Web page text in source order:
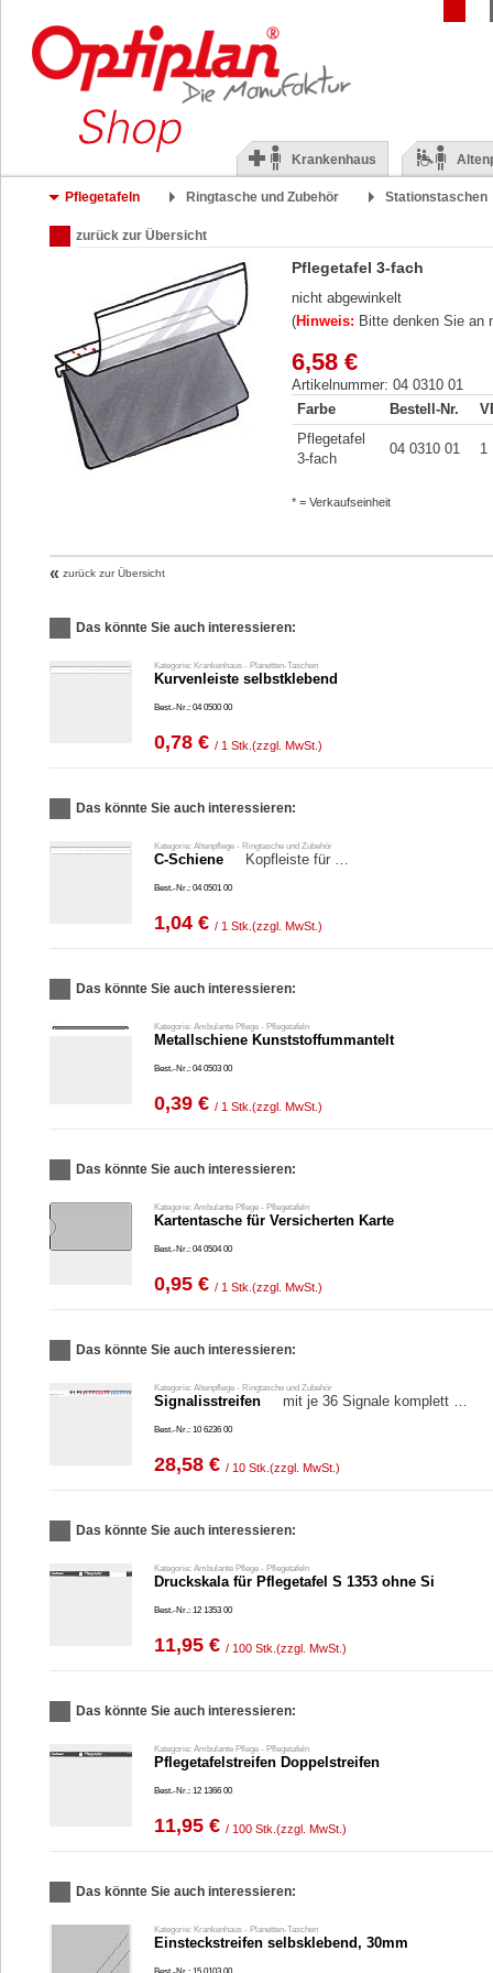
Krankenhaus
Pflegetafeln Ringtasche und Zubehör Stationstaschen
zurück zur Übersicht
Pflegetafel 3-fach
nicht abgewinkelt
(Hinweis: Bitte denken Sie an
6,58 €
Artikelnummer: 04 0310 01
Farbe
Bestell-Nr.
Pflegetafel
3-fach
04 0310 01 1
* = Verkaufseinheit
« zurück zur Übersicht
Das könnte Sie auch interessieren:
Kategorie: Krankenhaus - Planetten-Taschen
Kurvenleiste selbstklebend
Best.-Nr.: 04 0500 00
0,78 € / 1 Stk. (zzgl. MwSt.)
Das könnte Sie auch interessieren:
Kategorie: Altenpflege - Ringtasche und Zubehör
C-Schiene Kopfleiste für …
Best.-Nr.: 04 0501 00
1,04 € / 1 Stk. (zzgl. MwSt.)
Das könnte Sie auch interessieren:
Kategorie: Ambulante Pflege - Pflegetafeln
Metallschiene Kunststoffummantelt
Best.-Nr.: 04 0503 00
0,39 € / 1 Stk. (zzgl. MwSt.)
Das könnte Sie auch interessieren:
Kategorie: Ambulante Pflege - Pflegetafeln
Kartentasche für Versicherten Karte
Best.-Nr.: 04 0504 00
0,95 € / 1 Stk. (zzgl. MwSt.)
Das könnte Sie auch interessieren:
Kategorie: Altenpflege - Ringtasche und Zubehör
Signalisstreifen mit je 36 Signale komplett …
Best.-Nr.: 10 6236 00
28,58 € / 10 Stk. (zzgl. MwSt.)
Das könnte Sie auch interessieren:
Kategorie: Ambulante Pflege - Pflegetafeln
Druckskala für Pflegetafel S 1353 ohne Si
Best.-Nr.: 12 1353 00
11,95 € / 100 Stk. (zzgl. MwSt.)
Das könnte Sie auch interessieren:
Kategorie: Ambulante Pflege - Pflegetafeln
Pflegetafelstreifen Doppelstreifen
Best.-Nr.: 12 1366 00
11,95 € / 100 Stk. (zzgl. MwSt.)
Das könnte Sie auch interessieren:
Kategorie: Krankenhaus - Planetten-Taschen
Einsteckstreifen selbsklebend, 30mm